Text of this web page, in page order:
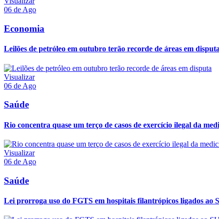
06 de Ago
Economia
Leilões de petróleo em outubro terão recorde de áreas em disputa
Visualizar
06 de Ago
Saúde
Rio concentra quase um terço de casos de exercício ilegal da
Visualizar
06 de Ago
Saúde
Lei prorroga uso do FGTS em hospitais filantrópicos ligados ao